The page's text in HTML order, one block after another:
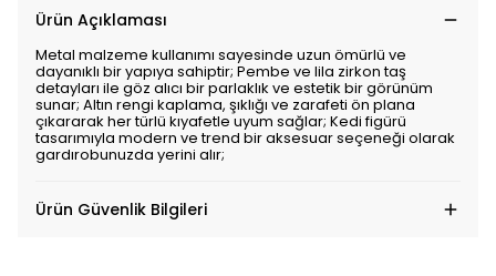
Ürün Açıklaması
Metal malzeme kullanımı sayesinde uzun ömürlü ve
dayanıklı bir yapıya sahiptir; Pembe ve lila zirkon taş
detayları ile göz alıcı bir parlaklık ve estetik bir görünüm
sunar; Altın rengi kaplama, şıklığı ve zarafeti ön plana
çıkararak her türlü kıyafetle uyum sağlar; Kedi figürü
tasarımıyla modern ve trend bir aksesuar seçeneği olarak
gardırobunuzda yerini alır;
Ürün Güvenlik Bilgileri